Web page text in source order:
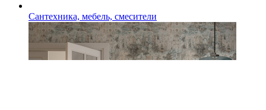
Сантехника, мебель, смесители